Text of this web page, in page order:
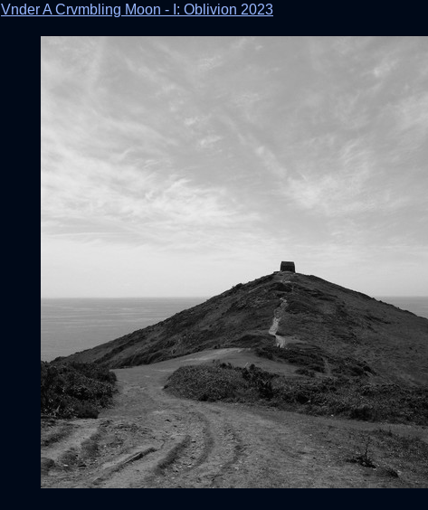
Vnder A Crvmbling Moon - I: Oblivion 2023